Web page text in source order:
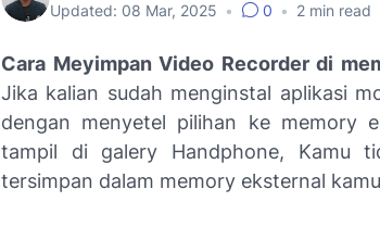
Updated: 08 Mar, 2025 • 0 • 2 min read
Cara Meyimpan Video Recorder di
Jika kalian sudah menginstal aplikasi
dengan menyetel pilihan ke memory
tampil di galery Handphone, Kamu
tersimpan dalam memory eksternal